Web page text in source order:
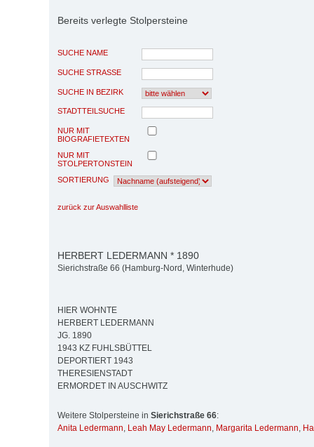
Bereits verlegte Stolpersteine
SUCHE NAME
SUCHE STRASSE
SUCHE IN BEZIRK
STADTTEILSUCHE
NUR MIT
BIOGRAFIETEXTEN
NUR MIT
STOLPERTONSTEIN
SORTIERUNG
zurück zur Auswahlliste
HERBERT LEDERMANN * 1890
Sierichstraße 66 (Hamburg-Nord, Winterhude)
HIER WOHNTE
HERBERT LEDERMANN
JG. 1890
1943 KZ FUHLSBÜTTEL
DEPORTIERT 1943
THERESIENSTADT
ERMORDET IN AUSCHWITZ
Weitere Stolpersteine in Sierichstraße 66:
Anita Ledermann, Leah May Ledermann, Margarita Ledermann,